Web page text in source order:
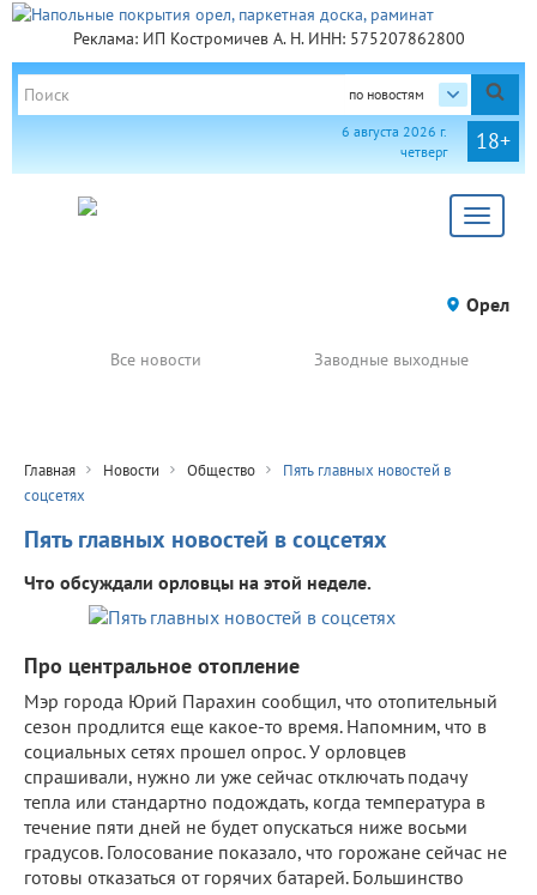
Реклама: ИП Костромичев А. Н. ИНН: 575207862800
по новостям
18+
6 августа 2026 г.
четверг
Toggle
Орел
Все новости Заводные выходные
Главная Новости Общество
Пять главных новостей в
соцсетях
Пять главных новостей в соцсетях
Что обсуждали орловцы на этой неделе.
Про центральное отопление
Мэр города Юрий Парахин сообщил, что отопительный
сезон продлится еще какое-то время. Напомним, что в
социальных сетях прошел опрос. У орловцев
спрашивали, нужно ли уже сейчас отключать подачу
тепла или стандартно подождать, когда температура в
течение пяти дней не будет опускаться ниже восьми
градусов. Голосование показало, что горожане сейчас не
готовы отказаться от горячих батарей. Большинство